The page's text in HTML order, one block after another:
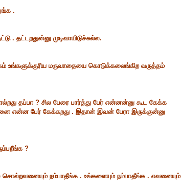
.
. தட்டறதுன்னு முடிவாயிடுச்சுல்ல.
உங்களுக்குரிய மருவாதையை கொடுக்கலைங்கிற வருத்தம்
தப்பா ? சில பேரை பார்த்து பேர் என்னன்னு கூட கேக்க
என்ன பேர் கேக்கறது . இதான் இவன் பேரா இருக்குன்னு
?
நம்பாதீங்க . உங்களையும் நம்பாதீங்க . எவனையும்